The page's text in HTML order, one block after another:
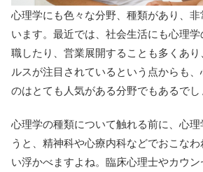
心理学にも色々な分野、種類があり、
います。最近では、社会生活にも心理
職したり、営業展開することも多くあ
ルスが注目されているという点からも、
のはとても人気がある分野でもあるでし
心理学の種類について触れる前に、心
うと、精神科や心療内科などでおこな
い浮かべますよね。臨床心理士やカウ